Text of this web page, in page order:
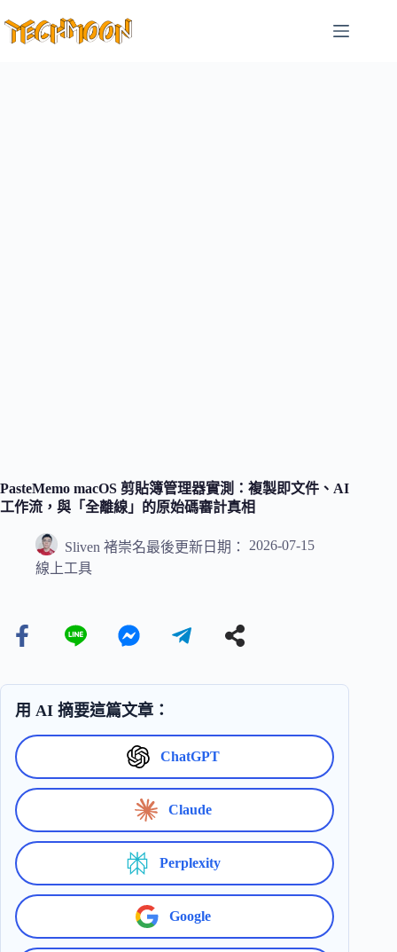
至
PasteMemo macOS 剪貼簿管理器實測：複製即文件、AI
工作流，與「全離線」的原始碼審計真相
Sliven 褚崇名最後更新日期：
2026-07-15
線上工具
用 AI 摘要這篇文章：
ChatGPT
Claude
Perplexity
Google